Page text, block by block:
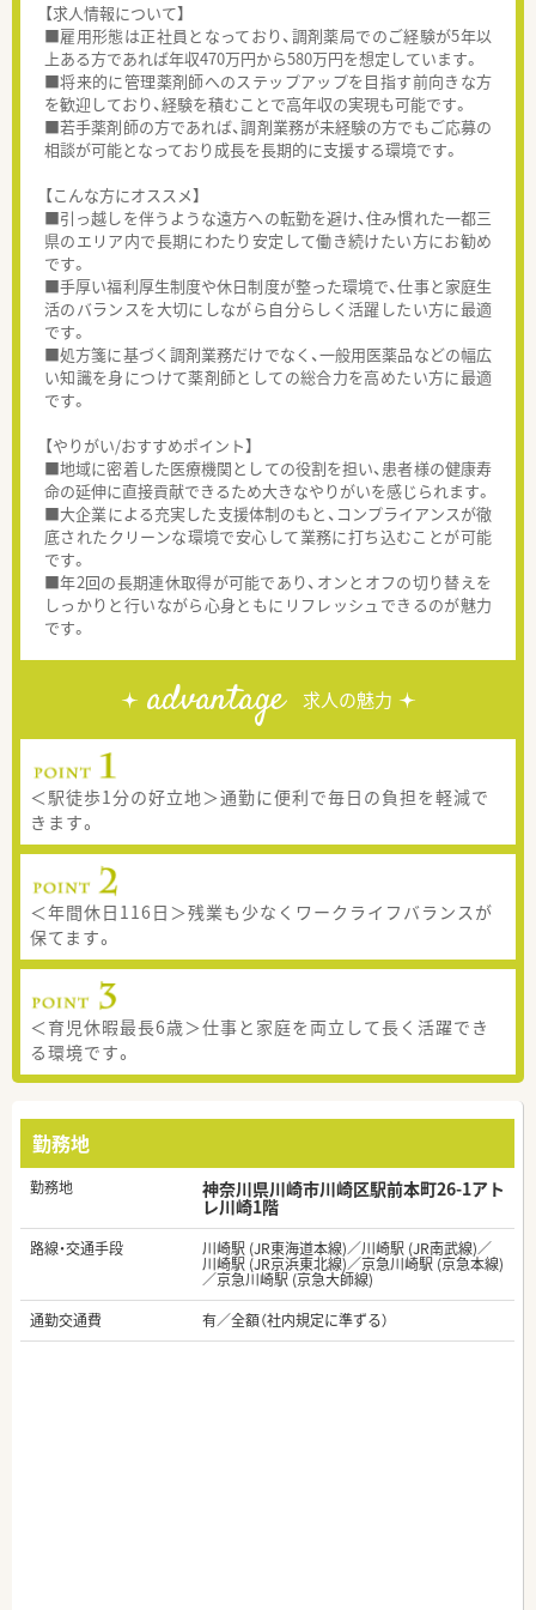
【求人情報について】
■雇用形態は正社員となっており、調剤薬局でのご経験が5年以
上ある方であれば年収470万円から580万円を想定しています。
■将来的に管理薬剤師へのステップアップを目指す前向きな方
を歓迎しており、経験を積むことで高年収の実現も可能です。
■若手薬剤師の方であれば、調剤業務が未経験の方でもご応募の
相談が可能となっており成長を長期的に支援する環境です。
【こんな方にオススメ】
■引っ越しを伴うような遠方への転勤を避け、住み慣れた一都三
県のエリア内で長期にわたり安定して働き続けたい方にお勧め
です。
■手厚い福利厚生制度や休日制度が整った環境で、仕事と家庭生
活のバランスを大切にしながら自分らしく活躍したい方に最適
です。
■処方箋に基づく調剤業務だけでなく、一般用医薬品などの幅広
い知識を身につけて薬剤師としての総合力を高めたい方に最適
です。
【やりがい/おすすめポイント】
■地域に密着した医療機関としての役割を担い、患者様の健康寿
命の延伸に直接貢献できるため大きなやりがいを感じられます。
■大企業による充実した支援体制のもと、コンプライアンスが徹
底されたクリーンな環境で安心して業務に打ち込むことが可能
です。
■年2回の長期連休取得が可能であり、オンとオフの切り替えを
しっかりと行いながら心身ともにリフレッシュできるのが魅力
です。
advantage 求人の魅力
＜駅徒歩1分の好立地＞通勤に便利で毎日の負担を軽減で
きます。
＜年間休日116日＞残業も少なくワークライフバランスが
保てます。
＜育児休暇最長6歳＞仕事と家庭を両立して長く活躍でき
る環境です。
勤務地
勤務地 神奈川県川崎市川崎区駅前本町26-1アト
レ川崎1階
路線・交通手段 川崎駅 (JR東海道本線)／川崎駅 (JR南武線)／
川崎駅 (JR京浜東北線)／京急川崎駅 (京急本線)
／京急川崎駅 (京急大師線)
通勤交通費
有／全額（社内規定に準ずる）